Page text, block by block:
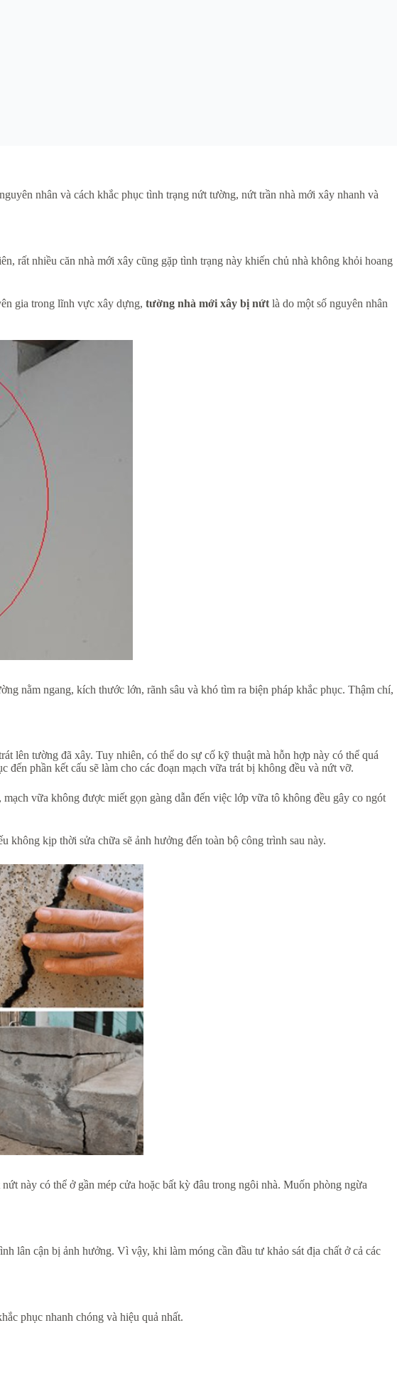
nhân và cách khắc phục tình trạng nứt tường, nứt trần nhà mới xây nhanh và
rất nhiều căn nhà mới xây cũng gặp tình trạng này khiến chủ nhà không khỏi hoang
gia trong lĩnh vực xây dựng, tường nhà mới xây bị nứt là do một số nguyên nhân
nằm ngang, kích thước lớn, rãnh sâu và khó tìm ra biện pháp khắc phục. Thậm chí,
lên tường đã xây. Tuy nhiên, có thể do sự cố kỹ thuật mà hỗn hợp này có thể quá
phần kết cấu sẽ làm cho các đoạn mạch vữa trát bị không đều và nứt vỡ.
vữa không được miết gọn gàng dẫn đến việc lớp vữa tô không đều gây co ngót
kịp thời sửa chữa sẽ ảnh hưởng đến toàn bộ công trình sau này.
này có thể ở gần mép cửa hoặc bất kỳ đâu trong ngôi nhà. Muốn phòng ngừa
lân cận bị ảnh hưởng. Vì vậy, khi làm móng cần đầu tư khảo sát địa chất ở cả các
phục nhanh chóng và hiệu quả nhất.